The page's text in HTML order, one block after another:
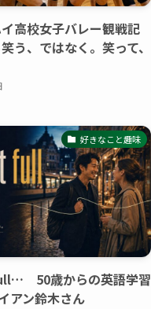
高校女子バレー観戦記
う、ではなく。笑って、
好きなこと趣味
50歳からの英語学習
アン鈴木さん